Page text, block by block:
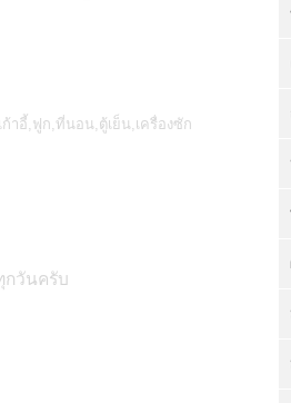
ก้าอี้,ฟูก,ที่นอน,ตู้เย็น,เครื่องซัก
กวันครับ